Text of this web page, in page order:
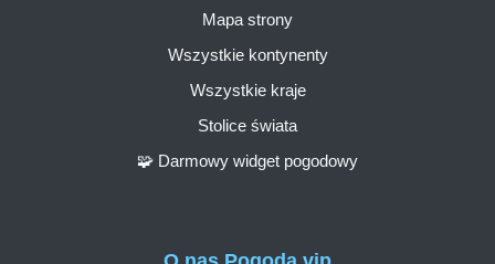
Mapa strony
Wszystkie kontynenty
Wszystkie kraje
Stolice świata
🧩 Darmowy widget pogodowy